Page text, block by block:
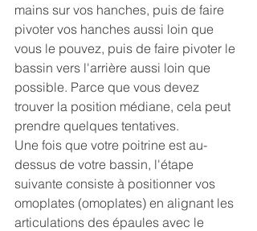
mains sur vos hanches, puis de faire
pivoter vos hanches aussi loin que
vous le pouvez, puis de faire pivoter le
bassin vers l'arrière aussi loin que
possible. Parce que vous devez
trouver la position médiane, cela peut
prendre quelques tentatives.
Une fois que votre poitrine est au-
dessus de votre bassin, l'étape
suivante consiste à positionner vos
omoplates (omoplates) en alignant les
articulations des épaules avec le